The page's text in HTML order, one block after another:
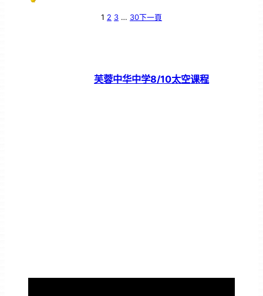
1 2 3 … 30下一頁
芙蓉中华中学8/10太空课程